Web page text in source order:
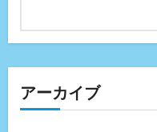
アーカイブ